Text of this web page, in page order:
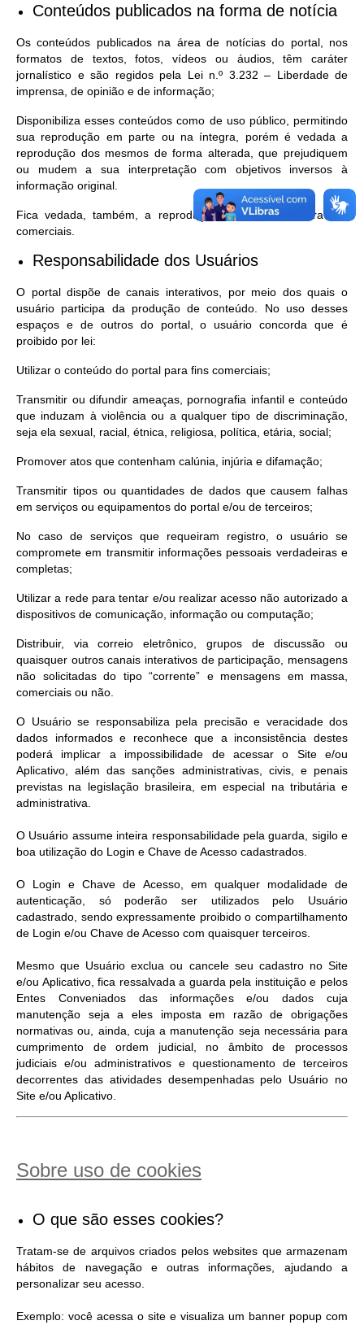
Conteúdos publicados na forma de notícia
Os conteúdos publicados na área de notícias do portal, nos
formatos de textos, fotos, vídeos ou áudios, têm caráter
jornalístico e são regidos pela Lei n.º 3.232 – Liberdade de
imprensa, de opinião e de informação;
Disponibiliza esses conteúdos como de uso público, permitindo
sua reprodução em parte ou na íntegra, porém é vedada a
reprodução dos mesmos de forma alterada, que prejudiquem
ou mudem a sua interpretação com objetivos inversos à
informação original.
Fica vedada, também, a reprodução dos mesmos para fins
comerciais.
Responsabilidade dos Usuários
O portal dispõe de canais interativos, por meio dos quais o
usuário participa da produção de conteúdo. No uso desses
espaços e de outros do portal, o usuário concorda que é
proibido por lei:
Utilizar o conteúdo do portal para fins comerciais;
Transmitir ou difundir ameaças, pornografia infantil e conteúdo
que induzam à violência ou a qualquer tipo de discriminação,
seja ela sexual, racial, étnica, religiosa, política, etária, social;
Promover atos que contenham calúnia, injúria e difamação;
Transmitir tipos ou quantidades de dados que causem falhas
em serviços ou equipamentos do portal e/ou de terceiros;
No caso de serviços que requeiram registro, o usuário se
compromete em transmitir informações pessoais verdadeiras e
completas;
Utilizar a rede para tentar e/ou realizar acesso não autorizado a
dispositivos de comunicação, informação ou computação;
Distribuir, via correio eletrônico, grupos de discussão ou
quaisquer outros canais interativos de participação, mensagens
não solicitadas do tipo “corrente” e mensagens em massa,
comerciais ou não.
O Usuário se responsabiliza pela precisão e veracidade dos
dados informados e reconhece que a inconsistência destes
poderá implicar a impossibilidade de acessar o Site e/ou
Aplicativo, além das sanções administrativas, civis, e penais
previstas na legislação brasileira, em especial na tributária e
administrativa.
O Usuário assume inteira responsabilidade pela guarda, sigilo e
boa utilização do Login e Chave de Acesso cadastrados.
O Login e Chave de Acesso, em qualquer modalidade de
autenticação, só poderão ser utilizados pelo Usuário
cadastrado, sendo expressamente proibido o compartilhamento
de Login e/ou Chave de Acesso com quaisquer terceiros.
Mesmo que Usuário exclua ou cancele seu cadastro no Site
e/ou Aplicativo, fica ressalvada a guarda pela instituição e pelos
Entes Conveniados das informações e/ou dados cuja
manutenção seja a eles imposta em razão de obrigações
normativas ou, ainda, cuja a manutenção seja necessária para
cumprimento de ordem judicial, no âmbito de processos
judiciais e/ou administrativos e questionamento de terceiros
decorrentes das atividades desempenhadas pelo Usuário no
Site e/ou Aplicativo.
Sobre uso de cookies
O que são esses cookies?
Tratam-se de arquivos criados pelos websites que armazenam
hábitos de navegação e outras informações, ajudando a
personalizar seu acesso.
Exemplo: você acessa o site e visualiza um banner popup com